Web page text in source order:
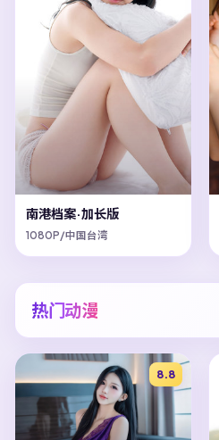
南港档案·加长版
1080P/中国台湾
热门动漫
8.8